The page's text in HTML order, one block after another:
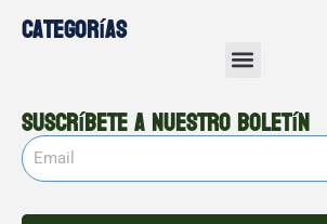
Categorías
Suscríbete a nuestro boletín